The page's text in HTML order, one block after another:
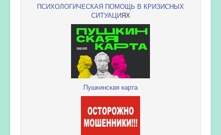
ПСИХОЛОГИЧЕСКАЯ ПОМОЩЬ В КРИЗИСНЫХ
СИТУАЦИЯХ
Пушкинская карта